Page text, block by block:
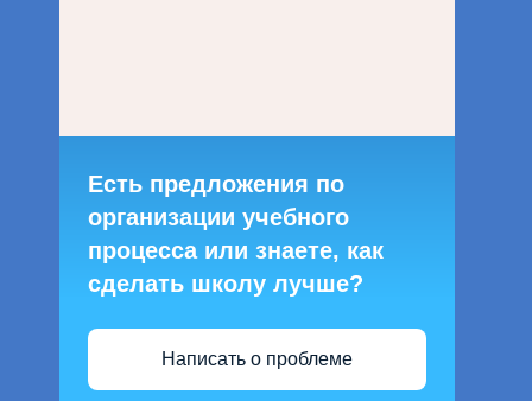
Есть предложения по
организации учебного
процесса или знаете, как
сделать школу лучше?
Написать о проблеме